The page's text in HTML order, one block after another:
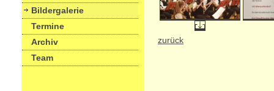
Bildergalerie
Termine
Archiv
Team
zurück